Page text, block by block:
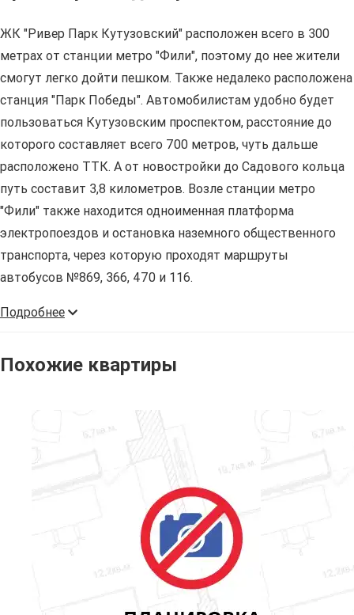
ЖК "Ривер Парк Кутузовский" расположен всего в 300
метрах от станции метро "Фили", поэтому до нее жители
смогут легко дойти пешком. Также недалеко расположена
станция "Парк Победы". Автомобилистам удобно будет
пользоваться Кутузовским проспектом, расстояние до
которого составляет всего 700 метров, чуть дальше
расположено ТТК. А от новостройки до Садового кольца
путь составит 3,8 километров. Возле станции метро
"Фили" также находится одноименная платформа
электропоездов и остановка наземного общественного
транспорта, через которую проходят маршруты
автобусов №869, 366, 470 и 116.
Подробнее
Похожие квартиры